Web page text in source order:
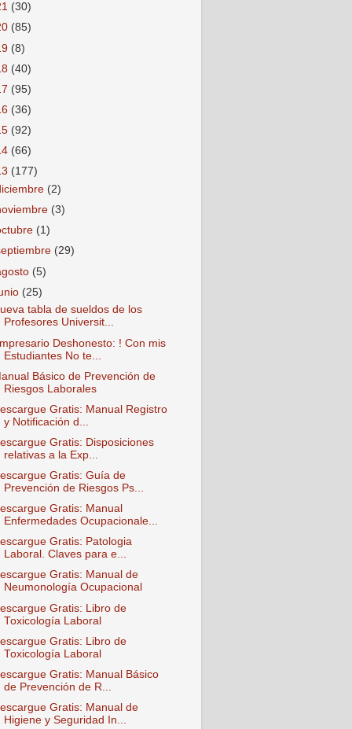
(30)
(85)
(8)
(40)
(95)
(36)
(92)
(66)
(177)
(2)
(3)
(1)
(29)
(5)
(25)
tabla de sueldos de los
Profesores Universit...
Deshonesto: ! Con mis
Estudiantes No te...
Básico de Prevención de
Riesgos Laborales
Gratis: Manual Registro
y Notificación d...
Gratis: Disposiciones
relativas a la Exp...
Gratis: Guía de
Prevención de Riesgos Ps...
Gratis: Manual
Enfermedades Ocupacionale...
Gratis: Patologia
Laboral. Claves para e...
Gratis: Manual de
Neumonología Ocupacional
Gratis: Libro de
Toxicología Laboral
Gratis: Libro de
Toxicología Laboral
Gratis: Manual Básico
de Prevención de R...
Gratis: Manual de
Higiene y Seguridad In...